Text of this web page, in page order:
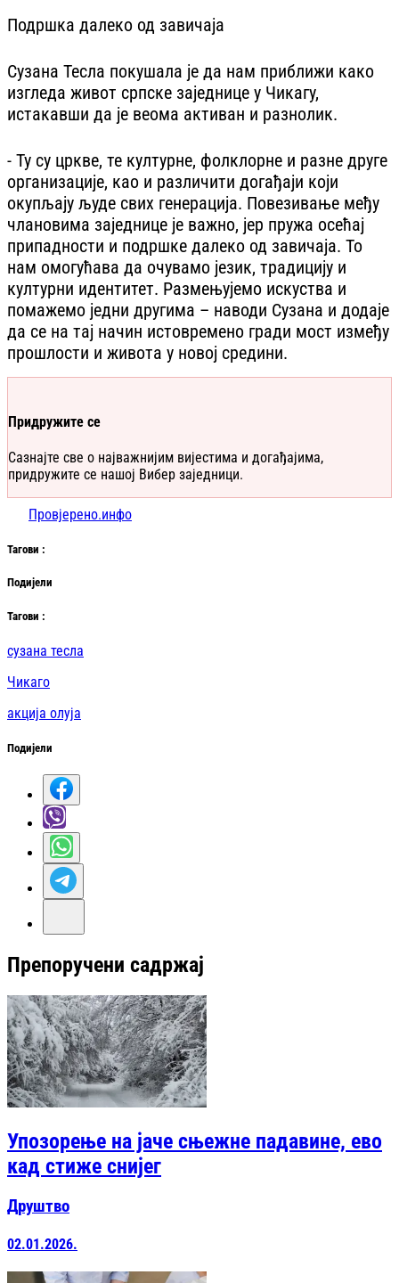
Подршка далеко од завичаја
Сузана Тесла покушала је да нам приближи како
изгледа живот српске заједнице у Чикагу,
истакавши да је веома активан и разнолик.
- Ту су цркве, те културне, фолклорне и разне друге
организације, као и различити догађаји који
окупљају људе свих генерација. Повезивање међу
члановима заједнице је важно, јер пружа осећај
припадности и подршке далеко од завичаја. То
нам омогућава да очувамо језик, традицију и
културни идентитет. Размењујемо искуства и
помажемо једни другима – наводи Сузана и додаје
да се на тај начин истовремено гради мост између
прошлости и живота у новој средини.
Придружите се
Сазнајте све о најважнијим вијестима и догађајима,
придружите се нашој Вибер заједници.
Провјерено.инфо
Тагови :
Подијели
Тагови :
сузана тесла
Чикаго
акција олуја
Подијели
Препоручени садржај
Упозорење на јаче сњежне падавине, ево
кад стиже снијег
Друштво
02.01.2026.